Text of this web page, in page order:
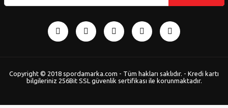
Copyright © 2018 spordamarka.com - Tüm hakları saklıdır. - Kredi kartı
bilgileriniz 256Bit SSL güvenlik sertifikası ile korunmaktadır.